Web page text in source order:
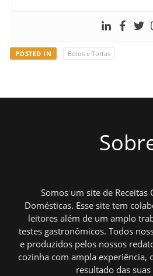
POSTED IN Bolos e Tortas
Somos um site de Receitas
Domésticas. Esse site tem
leitores além de um amplo
testes gastronômicos. Todos
e produzidos pelos nossos
cozinha com ampla experiência,
resultado das suas